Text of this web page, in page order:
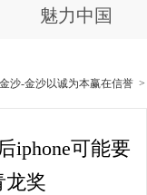
魅力中国
沙-金沙以诚为本赢在信誉
iphone可能要
龙奖